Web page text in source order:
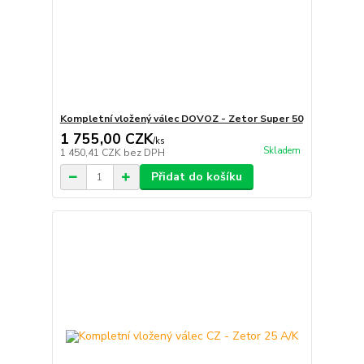
Kompletní vložený válec DOVOZ - Zetor Super 50
1 755,00 CZK/ks
1 450,41 CZK bez DPH Skladem
Přidat do košíku